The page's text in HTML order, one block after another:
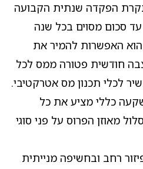
הפקדה שנתית הקבועה
סכום מסוים בכל שנה
הוא האפשרות להמיר את
חודשית פטורה ממס לכל
לכלי תכנון מס אטרקטיבי.
כללי מציע את כל
מאוזן הפרוס על פני סוגי
רחב ובחשיפה מנייתית